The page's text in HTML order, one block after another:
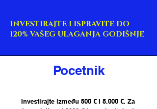
INVESTIRAJTE I ISPRAVITE DO
120% VAŠEG ULAGANJA GODIŠNJE
Pocetnik
Investirajte između 500 € i 5.000 €. Za